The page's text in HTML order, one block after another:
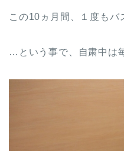
この10ヵ月間、１度もバ
…という事で、自粛中は